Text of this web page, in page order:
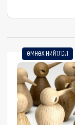
ӨМНӨХ НИЙТЛЭЛ